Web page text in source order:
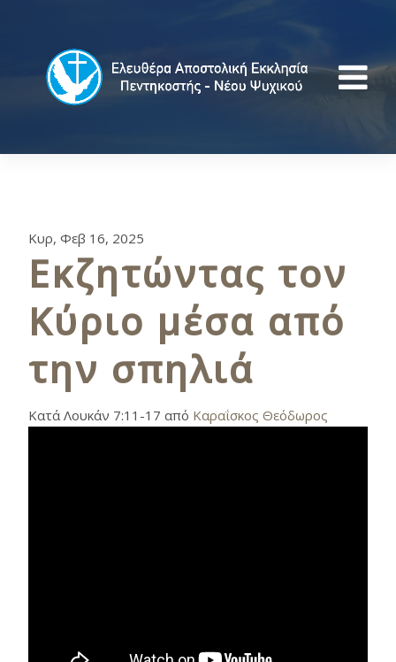
Κυρ, Φεβ 16, 2025
Εκζητώντας τον
Κύριο μέσα από
την σπηλιά
Κατά Λουκάν 7:11-17 από Καραΐσκος Θεόδωρος